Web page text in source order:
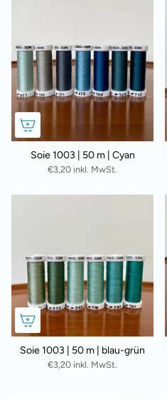
Soie 1003 | 50 m | Cyan
€3,20 inkl. MwSt.
Soie 1003 | 50 m | blau-grün
€3,20 inkl. MwSt.